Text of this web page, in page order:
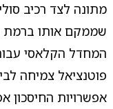
מתונה לצד רכיב
שממקם אותו ברמת
המחדל הקלאסי עבור
פוטנציאל צמיחה
אפשרויות החיסכון